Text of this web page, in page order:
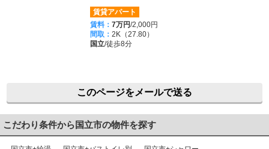
賃貸アパート
賃料： 7万円/2,000円
間取： 2K（27.80）
国立/徒歩8分
このページをメールで送る
こだわり条件から国立市の物件を探す